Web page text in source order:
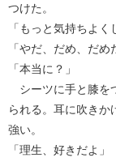
つけた。
「もっと気持ちよく
「やだ、だめ、だ
「本当に？」
シーツに手と膝を
られる。耳に吹きか
強い。
「理生、好きだよ」